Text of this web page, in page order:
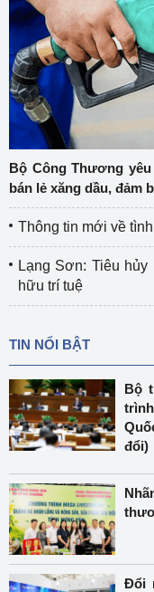
Bộ Công Thương
bán lẻ xăng dầu, đảm
Thông tin mới về
Lạng Sơn: Tiêu
hữu trí tuệ
TIN NỔI BẬT
Bộ
đổi)
Đổi